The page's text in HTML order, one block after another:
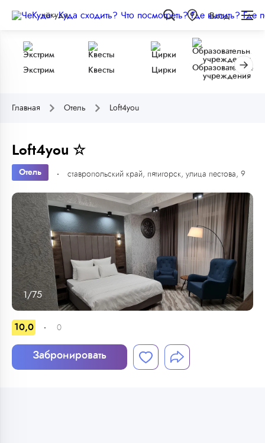
чёкуда Вход
Экстрим Квесты Цирки
Образовательные
учреждения
Главная Отель Loft4you
Loft4you ☆
Отель ставропольский край, пятигорск, улица пестова, 9
1/75
10,0 0
Забронировать